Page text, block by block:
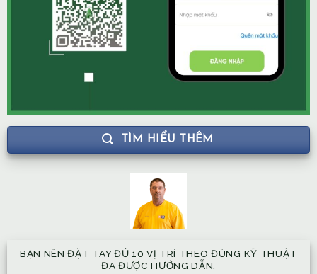
TÌM HIỂU THÊM
BẠN NÊN ĐẶT TAY ĐỦ 10 VỊ TRÍ THEO ĐÚNG KỸ THUẬT
ĐÃ ĐƯỢC HƯỚNG DẪN.